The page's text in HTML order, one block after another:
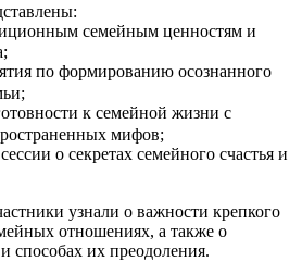
семейным ценностям и
по формированию осознанного
к семейной жизни с
мифов;
о секретах семейного счастья и
узнали о важности крепкого
отношениях, а также о
способах их преодоления.